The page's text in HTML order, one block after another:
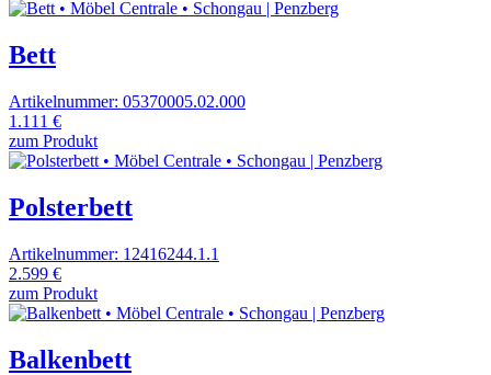
Bett
Artikelnummer: 05370005.02.000
1.111 €
zum Produkt
Polsterbett
Artikelnummer: 12416244.1.1
2.599 €
zum Produkt
Balkenbett